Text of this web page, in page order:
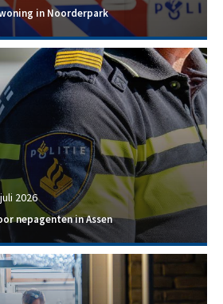
in Noorderpark
2026
nepagenten in Assen